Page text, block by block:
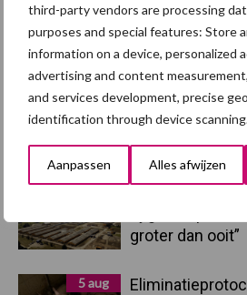
third-party vendors are processing
purposes and special features: Store
information on a device, personalized
advertising and content
and services development, precise
identification through device
Aanpassen Alles afwijzen
7 aug
Britse
afzetcrisis in
7 aug
droogte en
handel in de
5 aug
“Vraag naar
groter dan ooit”
5 aug